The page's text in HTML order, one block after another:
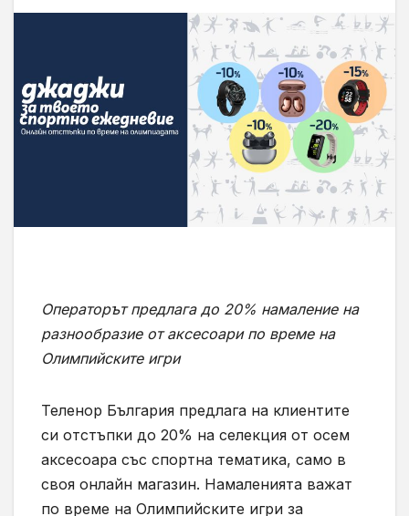
Операторът предлага до 20% намаление на
разнообразие от аксесоари по време на
Олимпийските игри
Теленор България предлага на клиентите
си отстъпки до 20% на селекция от осем
аксесоара със спортна тематика, само в
своя онлайн магазин. Намаленията важат
по време на Олимпийските игри за